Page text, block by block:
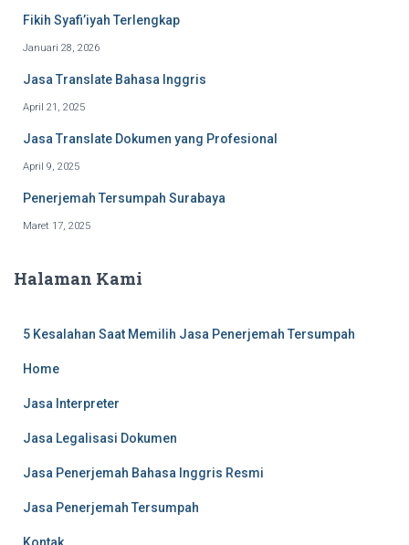
Fikih Syafi’iyah Terlengkap
Januari 28, 2026
Jasa Translate Bahasa Inggris
April 21, 2025
Jasa Translate Dokumen yang Profesional
April 9, 2025
Penerjemah Tersumpah Surabaya
Maret 17, 2025
Halaman Kami
5 Kesalahan Saat Memilih Jasa Penerjemah Tersumpah
Home
Jasa Interpreter
Jasa Legalisasi Dokumen
Jasa Penerjemah Bahasa Inggris Resmi
Jasa Penerjemah Tersumpah
Kontak